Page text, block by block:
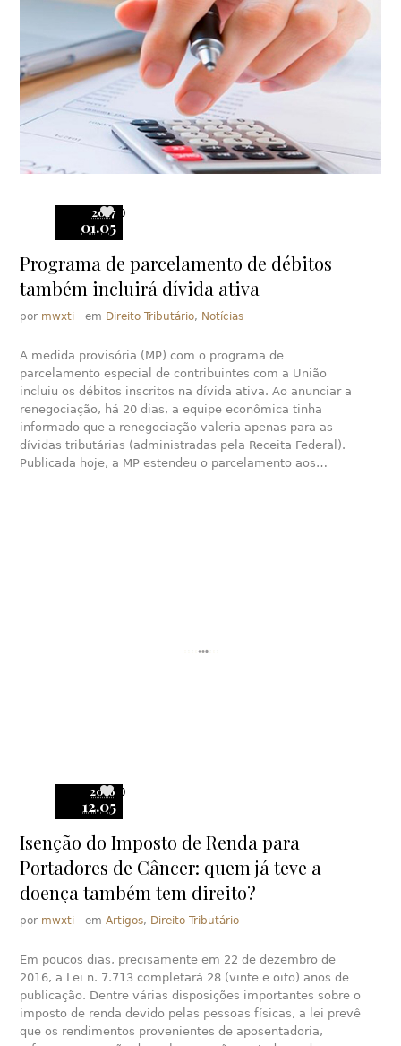
2017
01.05
0
Programa de parcelamento de débitos
também incluirá dívida ativa
por mwxti em Direito Tributário, Notícias
A medida provisória (MP) com o programa de
parcelamento especial de contribuintes com a União
incluiu os débitos inscritos na dívida ativa. Ao anunciar a
renegociação, há 20 dias, a equipe econômica tinha
informado que a renegociação valeria apenas para as
dívidas tributárias (administradas pela Receita Federal).
Publicada hoje, a MP estendeu o parcelamento aos…
2016
12.05
0
Isenção do Imposto de Renda para
Portadores de Câncer: quem já teve a
doença também tem direito?
por mwxti emArtigos, Direito Tributário
Em poucos dias, precisamente em 22 de dezembro de
2016, a Lei n. 7.713 completará 28 (vinte e oito) anos de
publicação. Dentre várias disposições importantes sobre o
imposto de renda devido pelas pessoas físicas, a lei prevê
que os rendimentos provenientes de aposentadoria,